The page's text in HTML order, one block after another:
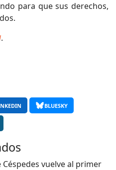
para que sus derechos,
.
BLUESKY
Céspedes vuelve al primer